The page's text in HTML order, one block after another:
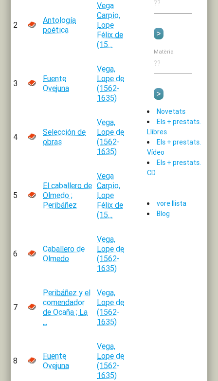
2
Antología
poética
Vega
Carpio,
Lope
Félix de
(15...
3
Fuente
Ovejuna
Vega,
Lope de
(1562-
1635)
4
Selección de
obras
Vega,
Lope de
(1562-
1635)
5
El caballero de
Olmedo ;
Peribáñez
Vega
Carpio,
Lope
Félix de
(15...
6
Caballero de
Olmedo
Vega,
Lope de
(1562-
1635)
7
Peribáñez y el
comendador
de Ocaña ; La
...
Vega,
Lope de
(1562-
1635)
8
Fuente
Ovejuna
Vega,
Lope de
(1562-
1635)
Matèria
Novetats
Els + prestats.
Llibres
Els + prestats.
Vídeo
Els + prestats.
CD
vore llista
Blog